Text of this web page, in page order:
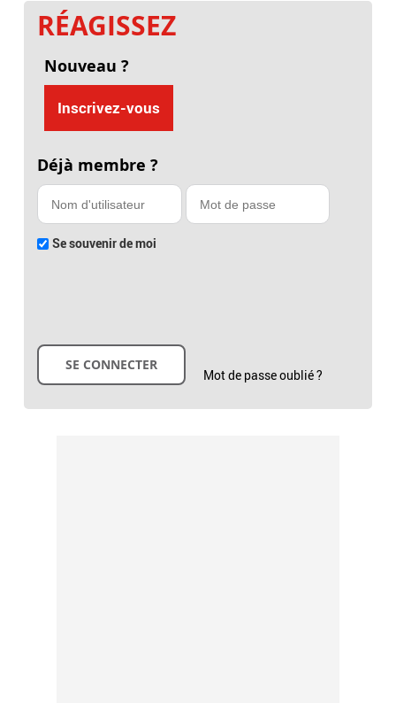
RÉAGISSEZ
Nouveau ?
Inscrivez-vous
Déjà membre ?
Se souvenir de moi
Mot de passe oublié ?